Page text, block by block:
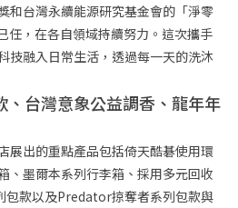
和台灣永續能源研究基金會的「淨零
任，在各自領域持續努力。這次攜手
技融入日常生活，透過每一天的洗沐
、台灣意象公益調香、龍年年
展出的重點產品包括倚天酷碁使用環
、墨爾本系列行李箱、採用多元回收
包款以及Predator掠奪者系列包款與